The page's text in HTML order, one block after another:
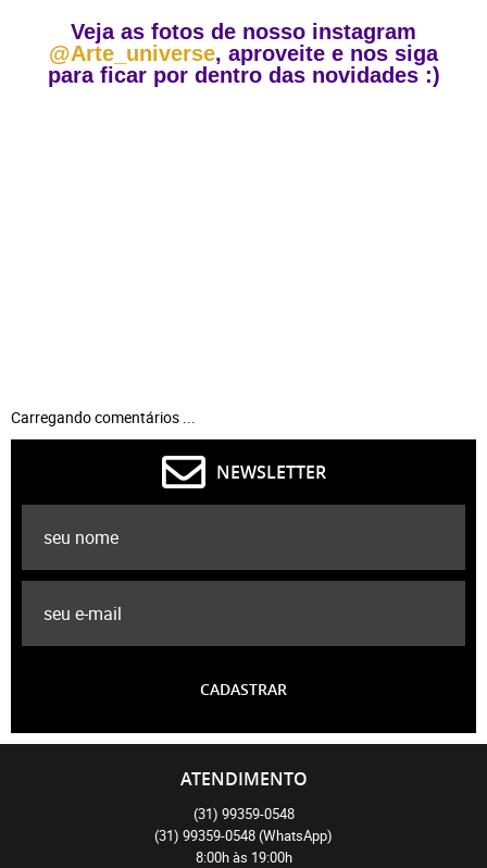
Veja as fotos de nosso instagram
@Arte_universe, aproveite e nos siga
para ficar por dentro das novidades :)
Carregando comentários ...
NEWSLETTER
CADASTRAR
ATENDIMENTO
(31) 99359-0548
(31) 99359-0548(WhatsApp)
8:00h às 19:00h